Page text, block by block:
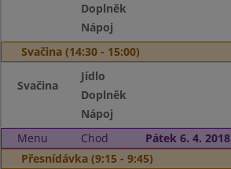
Doplněk
Nápoj
Svačina (14:30 - 15:00)
Svačina
Jídlo
Doplněk
Nápoj
Menu
Chod
Pátek 6. 4. 2018
Přesnídávka (9:15 - 9:45)